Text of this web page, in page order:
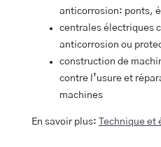
anticorrosion: ponts,
centrales électriques
anticorrosion ou
construction de
contre l’usure et
machines
En savoir plus: Technique